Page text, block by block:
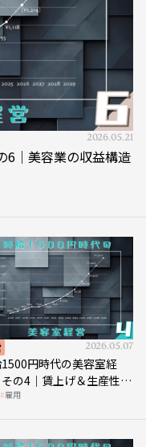
2026.05.21
｜美容業の収益構造
2026.05.07
円時代の美容室経
の4｜賃上げ＆生産性向
なげる賢い助成金活用
雇用